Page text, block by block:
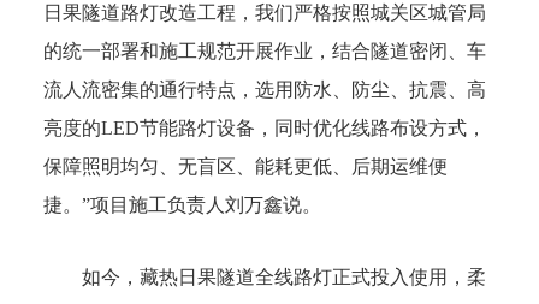
日果隧道路灯改造工程，我们严格按照城关区城管局
的统一部署和施工规范开展作业，结合隧道密闭、车
流人流密集的通行特点，选用防水、防尘、抗震、高
亮度的LED节能路灯设备，同时优化线路布设方式，
保障照明均匀、无盲区、能耗更低、后期运维便
捷。”项目施工负责人刘万鑫说。
如今，藏热日果隧道全线路灯正式投入使用，柔